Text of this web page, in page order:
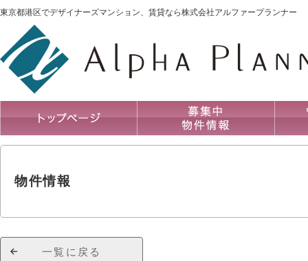
東京都港区でデザイナーズマンション、賃貸なら株式会社アルファープランナー
物件情報
一覧に戻る